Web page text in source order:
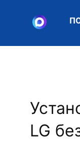
LG